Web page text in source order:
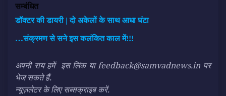
सम्बंधित
डॉक्टर की डायरी | दो अकेलों के साथ आधा घंटा
…संक्रमण से सने इस कलंकित काल में!!!
अपनी राय हमें इस लिंक या feedback@samvadnews.in पर
भेज सकते हैं.
न्यूज़लेटर के लिए सब्सक्राइब करें.